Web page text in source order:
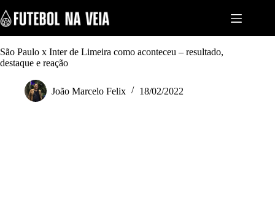
k
i
p
t
o
São Paulo x Inter de Limeira como aconteceu – resultado,
destaque e reação
João Marcelo Felix 18/02/2022